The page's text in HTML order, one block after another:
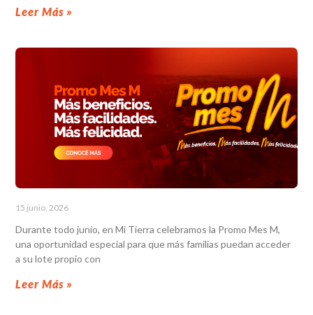
Leer Más »
15 junio, 2026
Durante todo junio, en Mi Tierra celebramos la Promo Mes M,
una oportunidad especial para que más familias puedan acceder
a su lote propio con
Leer Más »